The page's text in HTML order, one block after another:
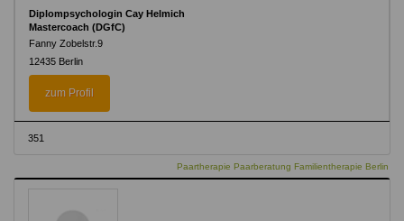
Diplompsychologin Cay Helmich
Mastercoach (DGfC)
Fanny Zobelstr.9
12435 Berlin
zum Profil
351
Paartherapie Paarberatung Familientherapie Berlin